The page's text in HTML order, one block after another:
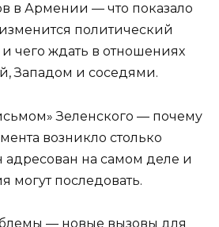
в Армении — что показало
политический
чего ждать в отношениях
Западом и соседями.
Зеленского — почему
возникло столько
адресован на самом деле и
могут последовать.
— новые вызовы для